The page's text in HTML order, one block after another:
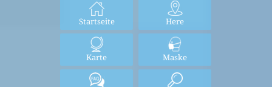
Startseite Here
Karte Maske